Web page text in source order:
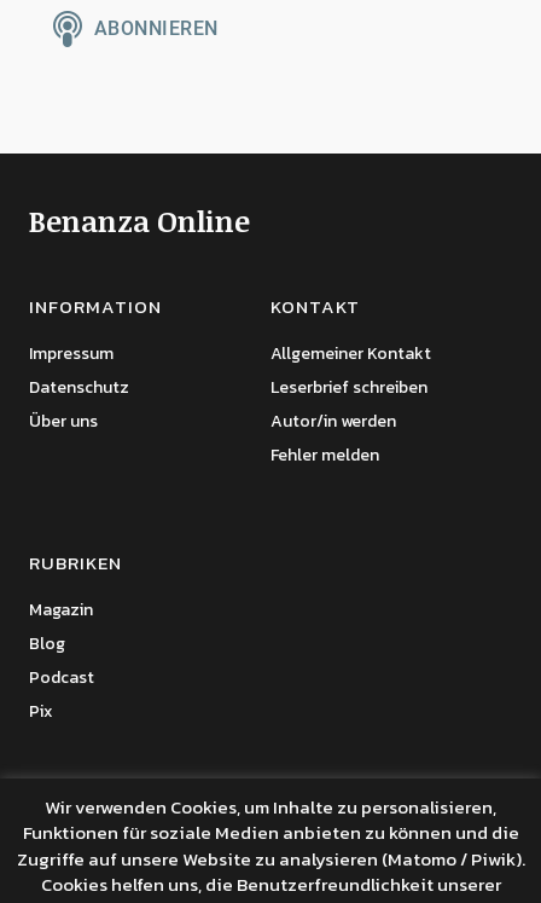
Benanza Online
INFORMATION
Impressum
Datenschutz
Über uns
KONTAKT
Allgemeiner Kontakt
Leserbrief schreiben
Autor/in werden
Fehler melden
RUBRIKEN
Magazin
Blog
Podcast
Pix
Copyright © 2026 Benanza Online
Datenschutz
Powered by WordPress
Wir verwenden Cookies, um Inhalte zu personalisieren,
Funktionen für soziale Medien anbieten zu können und die
Zugriffe auf unsere Website zu analysieren (Matomo / Piwik).
Cookies helfen uns, die Benutzerfreundlichkeit unserer